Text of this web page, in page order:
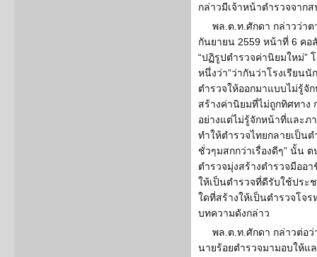
กล่าวมีเจ้าหน้าตำรวจจาก
พล.ต.ท.ศักดา กล่าวว่า
กันยายน 2559 หน้าที่ 6 คอ
“ปฏิรูปตำรวจค่านิยมใหม่”
หนึ่งว่า”ว่ากันว่าโรงเรียน
ตำรวจให้ออกมาแบบไม่รู้จั
สร้างค่านิยมที่ไม่ถูกทิศทาง
อย่างแต่ไม่รู้จักหน้าที่และภ
ทำให้ตำรวจไทยกลายเป็นต
ชั่วๆมสกกว่าเรื่องดีๆ” นั้น
ตำรวจมุ่งสร้างตำรวจมืออ
ให้เป็นตำรวจที่ดีรับใช้ประ
ใดที่สร้างให้เป็นตำรวจโจ
บทความดังกล่าว
พล.ต.ท.ศักดา กล่าวต่อ
นายร้อยตำรวจมามอบให้แ